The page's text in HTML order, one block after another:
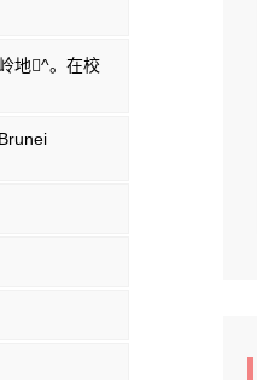
地^。在校